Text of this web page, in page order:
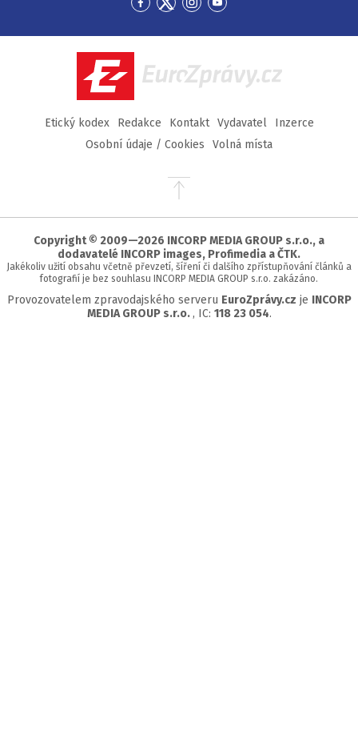
Přejít
Facebook
Přejít
Twitter
Přejít
Instagram
Přejít
YouTube
EuroZprávy.cz
Etický kodex Redakce Kontakt Vydavatel
Inzerce
Osobní údaje / Cookies
Volná místa
Přejít
stránky
Copyright © 2009—2026 INCORP MEDIA GROUP s.r.o., a
dodavatelé INCORP images, Profimedia a ČTK.
Jakékoliv užití obsahu včetně převzetí, šíření či dalšího zpřístupňování článků a
fotografií je bez souhlasu INCORP MEDIA GROUP s.r.o. zakázáno.
Provozovatelem zpravodajského serveru EuroZprávy.cz je INCORP
MEDIA GROUP s.r.o. , IC: 118 23 054.